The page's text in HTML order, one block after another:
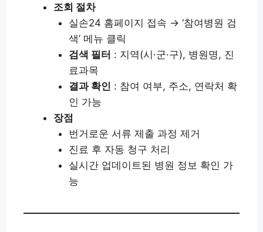
조회 절차
실손24 홈페이지 접속 → ‘참여병원 검
색’ 메뉴 클릭
검색 필터 : 지역(시·군·구), 병원명, 진
료과목
결과 확인 : 참여 여부, 주소, 연락처 확
인 가능
장점
번거로운 서류 제출 과정 제거
진료 후 자동 청구 처리
실시간 업데이트된 병원 정보 확인 가
능